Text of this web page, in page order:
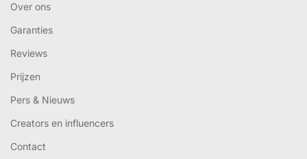
Over ons
Garanties
Reviews
Prijzen
Pers & Nieuws
Creators en influencers
Contact